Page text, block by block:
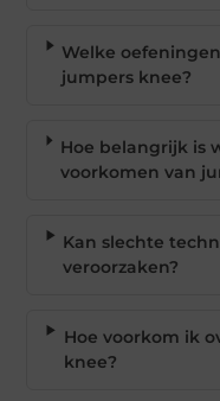
Welke
jumpers knee?
Hoe belangrijk is
voorkomen van
Kan slechte
veroorzaken?
Hoe voorkom ik
knee?